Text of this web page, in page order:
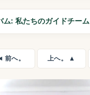
ム: 私たちのガイドチーム
前へ。 上へ。 ▲